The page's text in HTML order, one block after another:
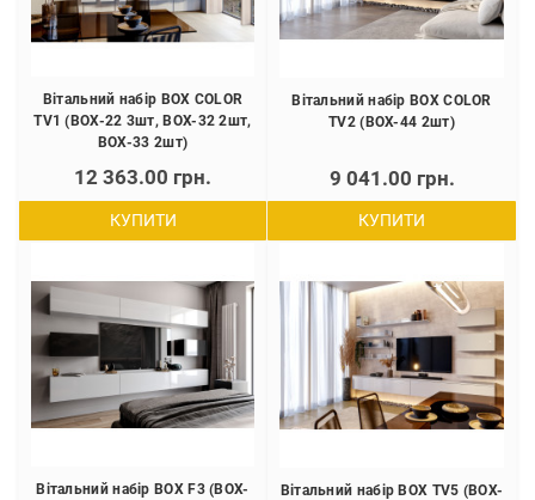
Вітальний набір BOX COLOR
TV1 (BOX-22 3шт, BOX-32 2шт,
BOX-33 2шт)
12 363.00 грн.
КУПИТИ
Вітальний набір BOX COLOR
TV2 (BOX-44 2шт)
9 041.00 грн.
КУПИТИ
Вітальний набір BOX F3 (BOX-
Вітальний набір BOX TV5 (BOX-